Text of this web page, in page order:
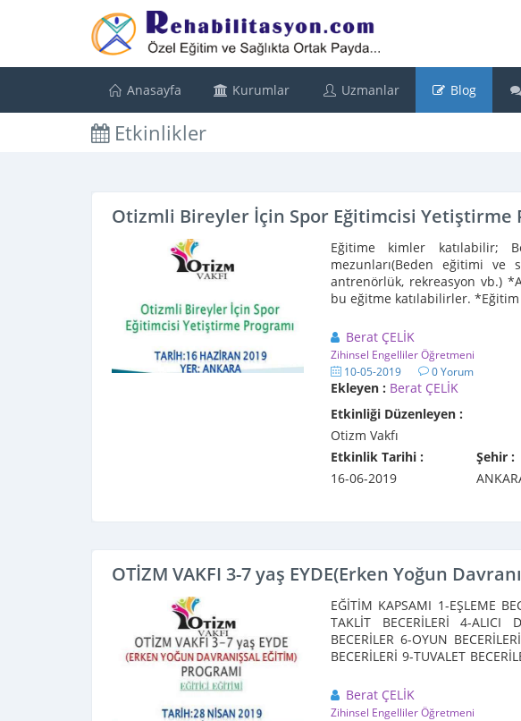
Anasayfa Kurumlar Uzmanlar Blog
Etkinlikler
Otizmli Bireyler İçin Spor Eğitimcisi Yetiştirme
Eğitime kimler katılabilir;
mezunları(Beden eğitimi ve
antrenörlük, rekreasyon vb.)
bu eğitme katılabilirler.
Berat ÇELİK
Zihinsel Engelliler Öğretmeni
10-05-2019 0 Yorum
Ekleyen : Berat ÇELİK
Etkinliği Düzenleyen :
Otizm Vakfı
Etkinlik Tarihi :
16-06-2019
Şehir :
OTİZM VAKFI 3-7 yaş EYDE(Erken Yoğun
EĞİTİM KAPSAMI 1-EŞLEME
TAKLİT BECERİLERİ 4-ALICI
BECERİLER 6-OYUN
BECERİLERİ 9-TUVALET
Berat ÇELİK
Zihinsel Engelliler Öğretmeni